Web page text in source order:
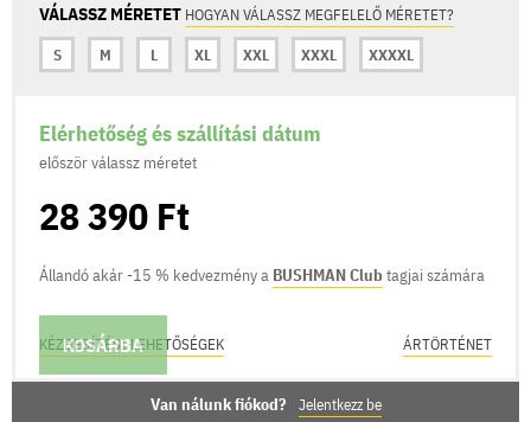
VÁLASSZ MÉRETET HOGYAN VÁLASSZ MEGFELELŐ MÉRETET?
S
M L XL XXL XXXL XXXXL
Elérhetőség és szállítási dátum
először válassz méretet
28 390 Ft
Állandó akár -15 % kedvezmény a BUSHMAN Clubtagjai számára
KOSÁRBA
KÉZBESÍTÉSI LEHETŐSÉGEK ÁRTÖRTÉNET
Van nálunk fiókod? Jelentkezz be